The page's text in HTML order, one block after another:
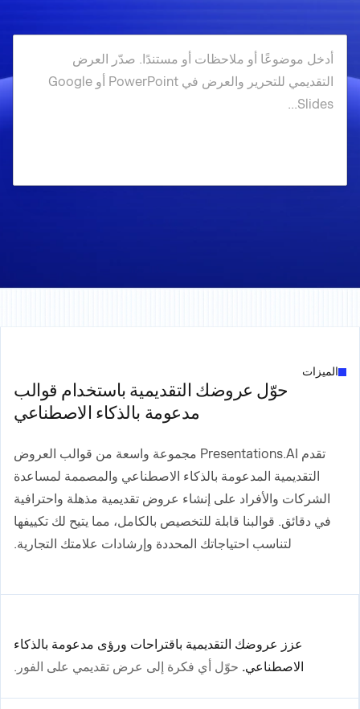
الميزات
حوّل عروضك التقديمية باستخدام قوالب
مدعومة بالذكاء الاصطناعي
تقدم Presentations.AI مجموعة واسعة من قوالب العروض
التقديمية المدعومة بالذكاء الاصطناعي والمصممة لمساعدة
الشركات والأفراد على إنشاء عروض تقديمية مذهلة واحترافية
في دقائق. قوالبنا قابلة للتخصيص بالكامل، مما يتيح لك تكييفها
لتناسب احتياجاتك المحددة وإرشادات علامتك التجارية.
عزز عروضك التقديمية باقتراحات ورؤى مدعومة بالذكاء
الاصطناعي. حوّل أي فكرة إلى عرض تقديمي على الفور.